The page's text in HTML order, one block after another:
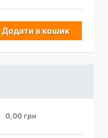
Додати в кошик
0,00 грн